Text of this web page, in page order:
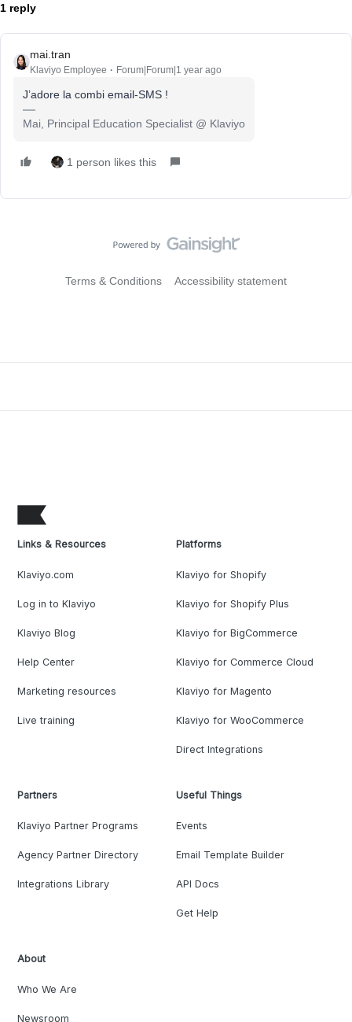
1 reply
mai.tran
Klaviyo Employee Forum|Forum|1 year ago
J’adore la combi email-SMS !
Mai, Principal Education Specialist @ Klaviyo
1 person likes this
Terms & Conditions Accessibility statement
Links & Resources
Klaviyo.com
Log in to Klaviyo
Klaviyo Blog
Help Center
Marketing resources
Live training
Platforms
Klaviyo for Shopify
Klaviyo for Shopify Plus
Klaviyo for BigCommerce
Klaviyo for Commerce Cloud
Klaviyo for Magento
Klaviyo for WooCommerce
Direct Integrations
Partners
Klaviyo Partner Programs
Agency Partner Directory
Integrations Library
Useful Things
Events
Email Template Builder
API Docs
Get Help
About
Who We Are
Newsroom